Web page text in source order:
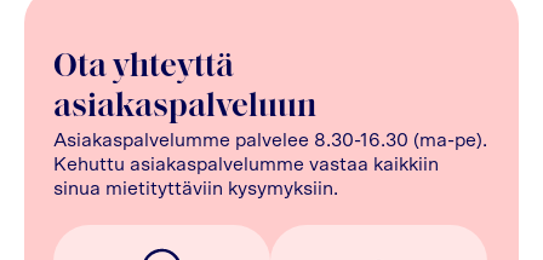
Ota yhteyttä
asiakaspalveluun
Asiakaspalvelumme palvelee 8.30-16.30 (ma-pe).
Kehuttu asiakaspalvelumme vastaa kaikkiin
sinua mietityttäviin kysymyksiin.